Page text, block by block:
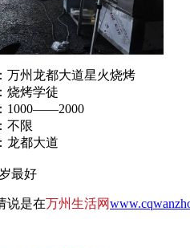
万州龙都大道星火烧烤
烧烤学徒
1000——2000
不限
龙都大道
最好
说是在万州生活网